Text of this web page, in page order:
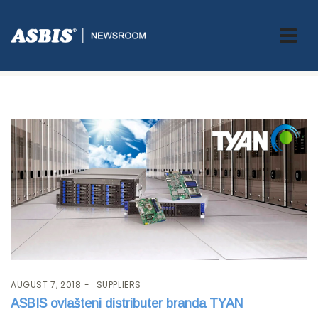
Tag:TYAN
AUGUST 7, 2018 SUPPLIERS
ASBIS ovlašteni distributer branda TYAN